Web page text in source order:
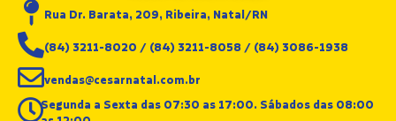
Rua Dr. Barata, 209, Ribeira, Natal/RN
(84) 3211-8020 / (84) 3211-8058 / (84) 3086-1938
vendas@cesarnatal.com.br
Segunda a Sexta das 07:30 as 17:00. Sábados das 08:00